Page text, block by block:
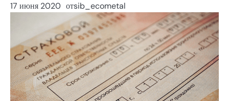
17 июня 2020 отsib_ecometal